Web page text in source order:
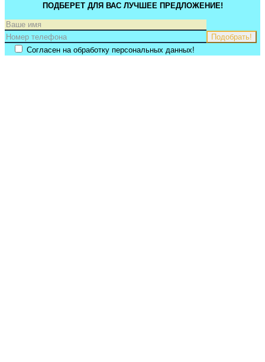
ПОДБЕРЕТ ДЛЯ ВАС ЛУЧШЕЕ ПРЕДЛОЖЕНИЕ!
Согласен на обработку персональных данных!